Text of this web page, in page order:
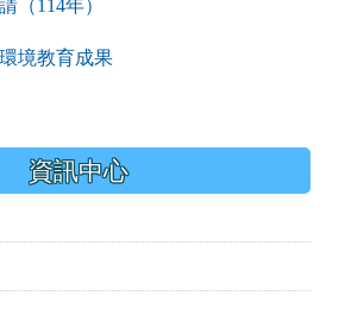
（114年）
境教育成果
資訊中心